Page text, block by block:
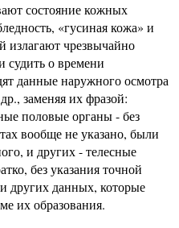
состояние кожных
«гусиная кожа» и
излагают чрезвычайно
судить о времени
данные наружного осмотра
заменяя их фразой:
половые органы - без
вообще не указано, были
и других - телесные
без указания точной
других данных, которые
их образования.